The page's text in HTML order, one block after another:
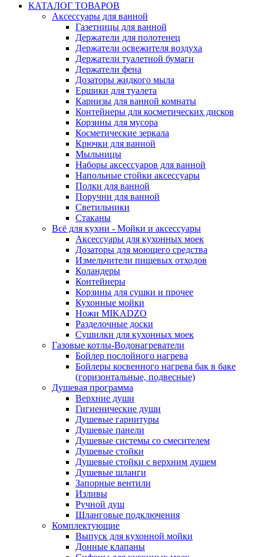
КАТАЛОГ ТОВАРОВ
Аксессуары для ванной
Газетницы для ванной
Держатели для полотенец
Держатели освежителя воздуха
Держатели туалетной бумаги
Держатели фена
Дозаторы жидкого мыла
Ершики для туалета
Карнизы для ванной комнаты
Контейнеры для косметических дисков
Корзины для мусора
Косметические зеркала
Крючки для ванной
Мыльницы
Наборы аксессуаров для ванной
Напольные стойки аксессуары
Полки для ванной
Поручни для ванной
Светильники
Стаканы
Всё для кухни - Мойки и аксессуары
Аксессуары для кухонных моек
Дозаторы для моющего средства
Измельчители пищевых отходов
Коландеры
Контейнеры
Корзины для сушки и прочее
Кухонные мойки
Ножи MIKADZO
Разделочные доски
Сушилки для кухонных моек
Газовые котлы-Водонагреватели
Бойлер послойного нагрева
Бойлеры косвенного нагрева бак в баке
(горизонтальные, подвесные)
Душевая программа
Верхние души
Гигиенические души
Душевые гарнитуры
Душевые панели
Душевые системы со смесителем
Душевые стойки
Душевые стойки с верхним душем
Душевые шланги
Запорные вентили
Изливы
Ручной душ
Шланговые подключения
Комплектующие
Выпуск для кухонной мойки
Донные клапаны